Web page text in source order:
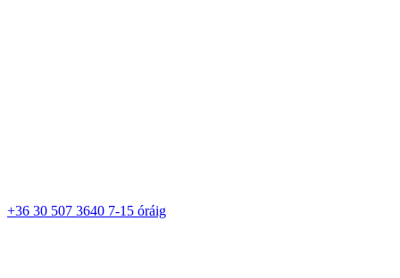
+36 30 507 3640 7-15 óráig